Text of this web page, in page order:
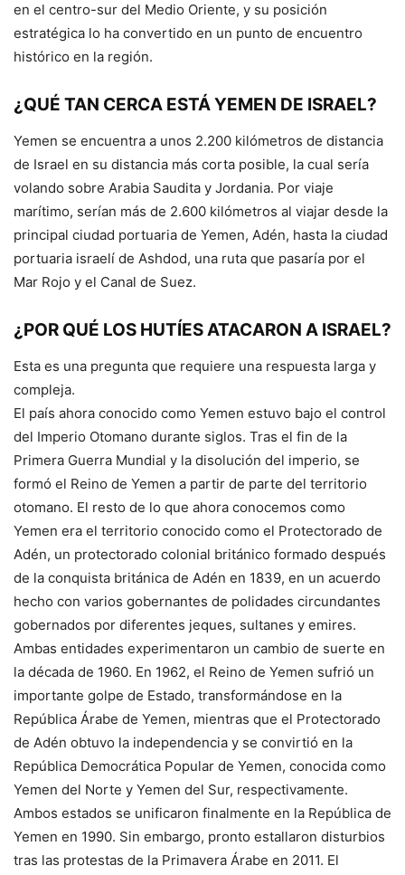
en el centro-sur del Medio Oriente, y su posición
estratégica lo ha convertido en un punto de encuentro
histórico en la región.
¿QUÉ TAN CERCA ESTÁ YEMEN DE ISRAEL?
Yemen se encuentra a unos 2.200 kilómetros de distancia
de Israel en su distancia más corta posible, la cual sería
volando sobre Arabia Saudita y Jordania. Por viaje
marítimo, serían más de 2.600 kilómetros al viajar desde la
principal ciudad portuaria de Yemen, Adén, hasta la ciudad
portuaria israelí de Ashdod, una ruta que pasaría por el
Mar Rojo y el Canal de Suez.
¿POR QUÉ LOS HUTÍES ATACARON A ISRAEL?
Esta es una pregunta que requiere una respuesta larga y
compleja.
El país ahora conocido como Yemen estuvo bajo el control
del Imperio Otomano durante siglos. Tras el fin de la
Primera Guerra Mundial y la disolución del imperio, se
formó el Reino de Yemen a partir de parte del territorio
otomano. El resto de lo que ahora conocemos como
Yemen era el territorio conocido como el Protectorado de
Adén, un protectorado colonial británico formado después
de la conquista británica de Adén en 1839, en un acuerdo
hecho con varios gobernantes de polidades circundantes
gobernados por diferentes jeques, sultanes y emires.
Ambas entidades experimentaron un cambio de suerte en
la década de 1960. En 1962, el Reino de Yemen sufrió un
importante golpe de Estado, transformándose en la
República Árabe de Yemen, mientras que el Protectorado
de Adén obtuvo la independencia y se convirtió en la
República Democrática Popular de Yemen, conocida como
Yemen del Norte y Yemen del Sur, respectivamente.
Ambos estados se unificaron finalmente en la República de
Yemen en 1990. Sin embargo, pronto estallaron disturbios
tras las protestas de la Primavera Árabe en 2011. El